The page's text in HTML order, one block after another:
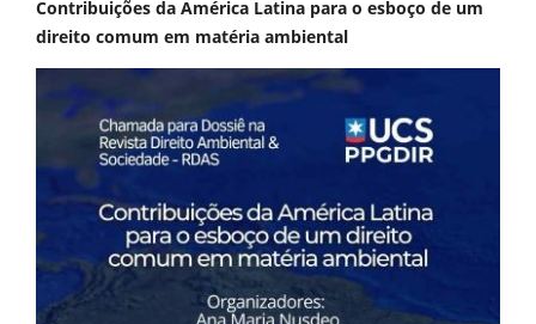
Contribuições da América Latina para o esboço de um
direito comum em matéria ambiental